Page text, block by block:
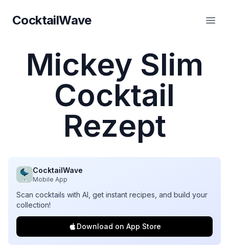
CocktailWave
CocktailWave
Mickey Slim
Cocktail
Rezept
CocktailWave
Mobile App
Scan cocktails with AI, get instant recipes, and build your
collection!
Download on App Store